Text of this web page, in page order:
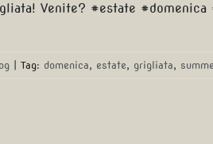
Venite? #estate
Tag: domenica, estate, grigliata,